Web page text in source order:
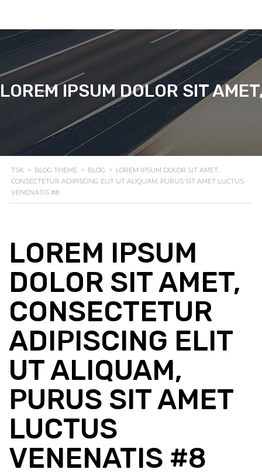
LOREM IPSUM DOLOR SIT
TSK > BLOG THEME > BLOG > LOREM IPSUM DOLOR SIT AMET,
CONSECTETUR ADIPISCING ELIT UT ALIQUAM, PURUS SIT AMET LUCTUS
VENENATIS #8
LOREM IPSUM
DOLOR SIT AMET,
CONSECTETUR
ADIPISCING ELIT
UT ALIQUAM,
PURUS SIT AMET
LUCTUS
VENENATIS #8